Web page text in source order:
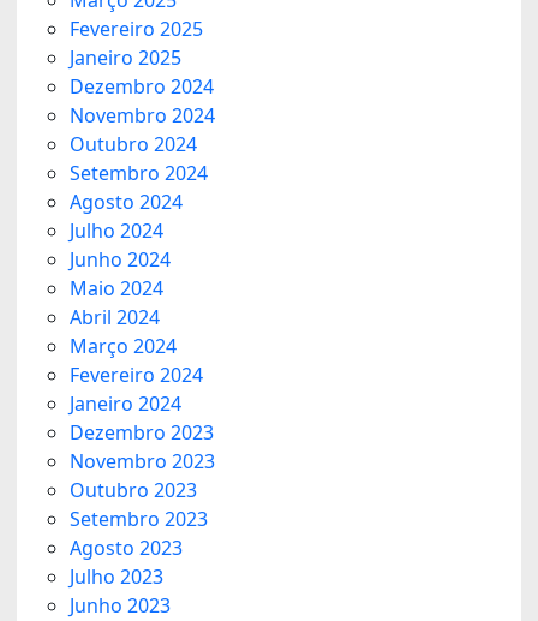
Fevereiro 2025
Janeiro 2025
Dezembro 2024
Novembro 2024
Outubro 2024
Setembro 2024
Agosto 2024
Julho 2024
Junho 2024
Maio 2024
Abril 2024
Março 2024
Fevereiro 2024
Janeiro 2024
Dezembro 2023
Novembro 2023
Outubro 2023
Setembro 2023
Agosto 2023
Julho 2023
Junho 2023